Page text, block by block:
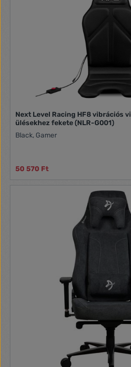
Next Level Racing HF8 vibrációs
ülésekhez fekete (NLR-G001)
Black, Gamer
50 570 Ft